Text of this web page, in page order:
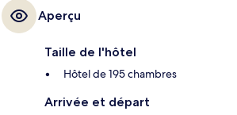
Aperçu
Taille de l'hôtel
Hôtel de 195 chambres
Arrivée et départ